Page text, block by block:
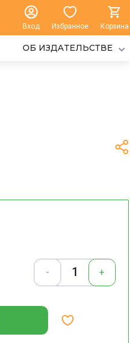
Вход Избранное Корзина
ОБ ИЗДАТЕЛЬСТВЕ
- +